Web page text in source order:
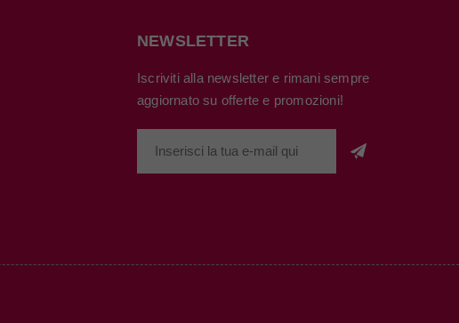
NEWSLETTER
Iscriviti alla newsletter e rimani sempre
aggiornato su offerte e promozioni!